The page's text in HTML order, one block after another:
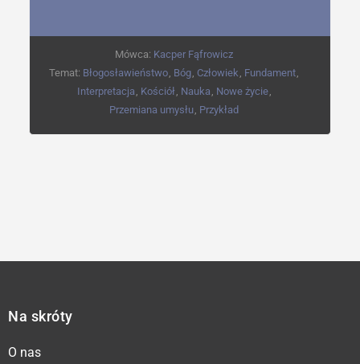
Mówca: Kacper Fąfrowicz
Temat: Błogosławieństwo Bóg Człowiek Fundament
Interpretacja Kościół Nauka Nowe życie
Przemiana umysłu Przykład
Na skróty
O nas